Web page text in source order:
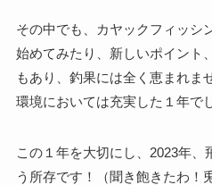
その中でも、カヤックフィッシ
始めてみたり、新しいポイント
もあり、釣果には全く恵まれま
環境においては充実した１年で
この１年を大切にし、2023年
う所存です！（聞き飽きたわ！